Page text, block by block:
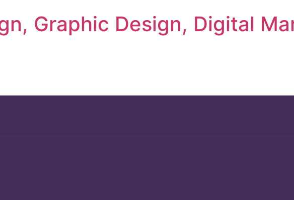
Graphic Design, Digital